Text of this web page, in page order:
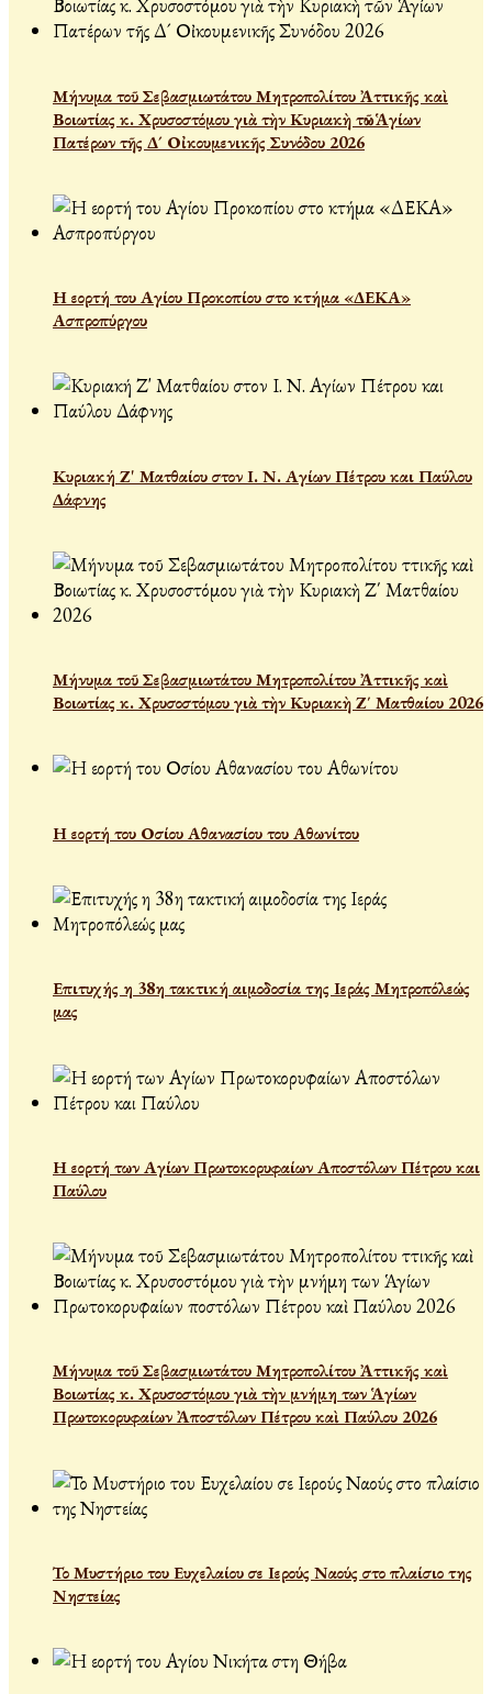
Μήνυμα τοῦ Σεβασμιωτάτου Μητροπολίτου Ἀττικῆς καὶ
Βοιωτίας κ. Χρυσοστόμου γιὰ τὴν Κυριακὴ τῶν Ἁγίων
Πατέρων τῆς Δ´ Οἰκουμενικῆς Συνόδου 2026
Η εορτή του Αγίου Προκοπίου στο κτήμα «ΔΕΚΑ»
Ασπροπύργου
Κυριακή Ζ' Ματθαίου στον Ι. Ν. Αγίων Πέτρου και Παύλου
Δάφνης
Μήνυμα τοῦ Σεβασμιωτάτου Μητροπολίτου Ἀττικῆς καὶ
Βοιωτίας κ. Χρυσοστόμου γιὰ τὴν Κυριακὴ Ζ΄ Ματθαίου 2026
Η εορτή του Οσίου Αθανασίου του Αθωνίτου
Επιτυχής η 38η τακτική αιμοδοσία της Ιεράς Μητροπόλεώς
μας
Η εορτή των Αγίων Πρωτοκορυφαίων Αποστόλων Πέτρου και
Παύλου
Μήνυμα τοῦ Σεβασμιωτάτου Μητροπολίτου Ἀττικῆς καὶ
Βοιωτίας κ. Χρυσοστόμου γιὰ τὴν μνήμη των Ἁγίων
Πρωτοκορυφαίων Ἀποστόλων Πέτρου καὶ Παύλου 2026
Το Μυστήριο του Ευχελαίου σε Ιερούς Ναούς στο πλαίσιο της
Νηστείας